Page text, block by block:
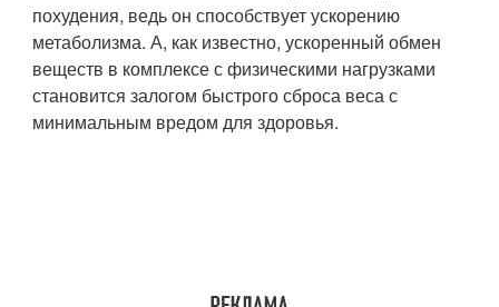
похудения, ведь он способствует ускорению
метаболизма. А, как известно, ускоренный обмен
веществ в комплексе с физическими нагрузками
становится залогом быстрого сброса веса с
минимальным вредом для здоровья.